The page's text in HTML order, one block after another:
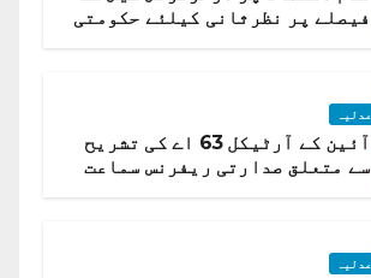
فیصلے پر نظرثانی کیلئے حکومتی
عدلیہ
آئین کے آرٹیکل 63 اے کی تشریح
سے متعلق صدارتی ریفرنس سماعت
عدلیہ